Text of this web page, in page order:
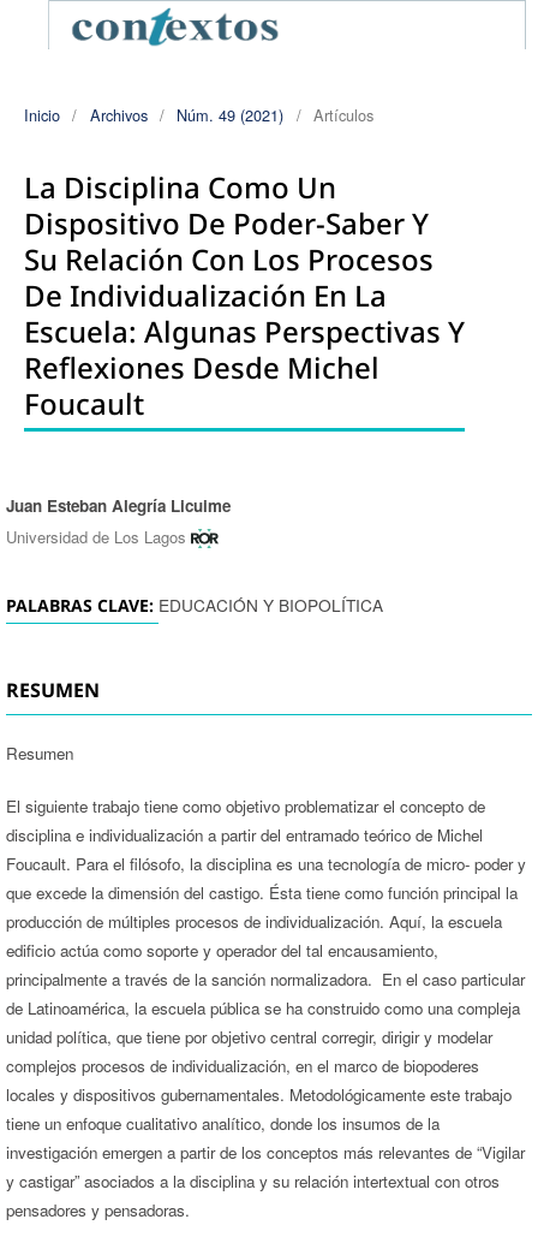
Inicio / Archivos / Núm. 49 (2021) / Artículos
La Disciplina Como Un
Dispositivo De Poder-Saber Y
Su Relación Con Los Procesos
De Individualización En La
Escuela: Algunas Perspectivas Y
Reflexiones Desde Michel
Foucault
Autores/as
Juan Esteban Alegría Licuime
Universidad de Los Lagos
PALABRAS CLAVE: EDUCACIÓN Y BIOPOLÍTICA
RESUMEN
Resumen
El siguiente trabajo tiene como objetivo problematizar el concepto de
disciplina e individualización a partir del entramado teórico de Michel
Foucault. Para el filósofo, la disciplina es una tecnología de micro- poder y
que excede la dimensión del castigo. Ésta tiene como función principal la
producción de múltiples procesos de individualización. Aquí, la escuela
edificio actúa como soporte y operador del tal encausamiento,
principalmente a través de la sanción normalizadora. En el caso particular
de Latinoamérica, la escuela pública se ha construido como una compleja
unidad política, que tiene por objetivo central corregir, dirigir y modelar
complejos procesos de individualización, en el marco de biopoderes
locales y dispositivos gubernamentales. Metodológicamente este trabajo
tiene un enfoque cualitativo analítico, donde los insumos de la
investigación emergen a partir de los conceptos más relevantes de “Vigilar
y castigar” asociados a la disciplina y su relación intertextual con otros
pensadores y pensadoras.